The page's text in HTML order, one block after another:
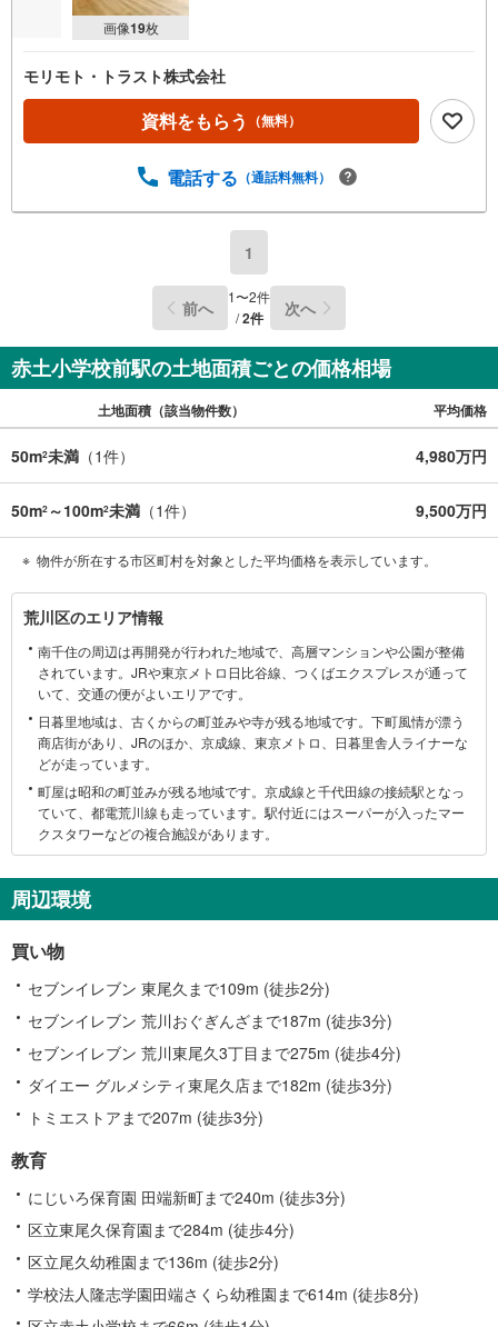
画像19枚
モリモト・トラスト株式会社
資料をもらう （無料）
電話する （通話料無料）
1
前へ 1〜2件
/2件 次へ
赤土小学校前駅の土地面積ごとの価格相場
土地面積（該当物件数） 平均価格
50m2未満 （1件） 4,980万円
50m2 ～100m2未満 （1件） 9,500万円
物件が所在する市区町村を対象とした平均価格を表示しています。
荒
川
区
す
報
荒川区のエリア情報
南千住の周辺は再開発が行われた地域で、高層マンションや公園が整備
されています。JRや東京メトロ日比谷線、つくばエクスプレスが通って
いて、交通の便がよいエリアです。
日暮里地域は、古くからの町並みや寺が残る地域です。下町風情が漂う
商店街があり、JRのほか、京成線、東京メトロ、日暮里舎人ライナーな
どが走っています。
町屋は昭和の町並みが残る地域です。京成線と千代田線の接続駅となっ
ていて、都電荒川線も走っています。駅付近にはスーパーが入ったマー
クスタワーなどの複合施設があります。
周辺環境
買い物
セブンイレブン 東尾久まで109m (徒歩2分)
セブンイレブン 荒川おぐぎんざまで187m (徒歩3分)
セブンイレブン 荒川東尾久3丁目まで275m (徒歩4分)
ダイエー グルメシティ東尾久店まで182m (徒歩3分)
トミエストアまで207m (徒歩3分)
教育
にじいろ保育園 田端新町まで240m (徒歩3分)
区立東尾久保育園まで284m (徒歩4分)
区立尾久幼稚園まで136m (徒歩2分)
学校法人隆志学園田端さくら幼稚園まで614m (徒歩8分)